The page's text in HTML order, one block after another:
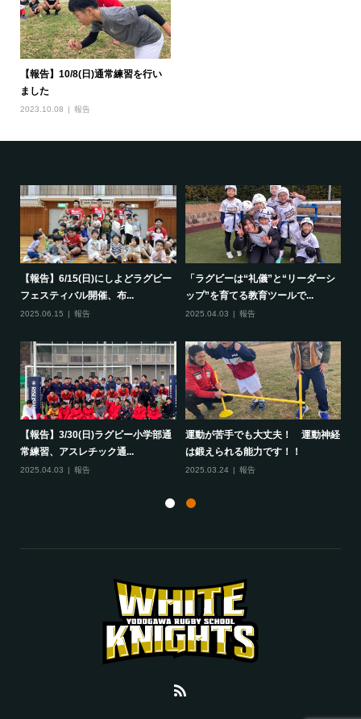
【報告】10/8(日)通常練習を行い
ました
2023.10.08 報告
【報告】6/15(日)にしよどラグビー
フェスティバル開催、布...
2025.06.15 報告
「ラグビーは“礼儀”と“リーダーシ
ップ”を育てる教育ツールで...
2025.04.03 報告
【報告】3/30(日)ラグビー小学部通
常練習、アスレチック通...
2025.04.03 報告
運動が苦手でも大丈夫！ 運動神経
は鍛えられる能力です！！
2025.03.24 報告